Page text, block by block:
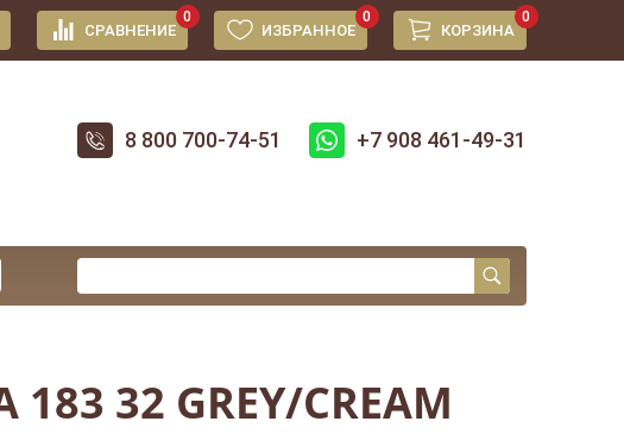
СРАВНЕНИЕ
0
ИЗБРАННОЕ
0
КОРЗИНА
0
8 800 700-74-51 +7 908 461-49-31
183 32 GREY/CREAM